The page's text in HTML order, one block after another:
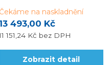
493,00 Kč
151,24 Kč bez DPH
na naskladnění
Zobrazit detail